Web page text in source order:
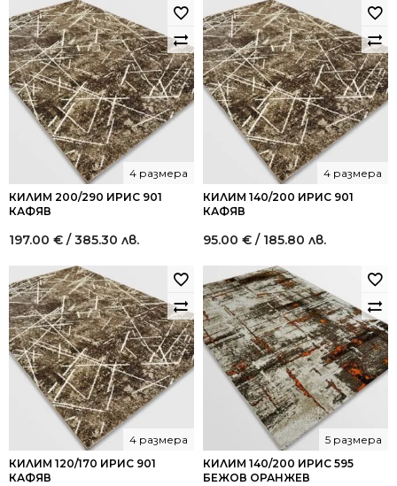
was:
521.52 €
/
1,020.00
лв..
313.00 €
/
612.17
лв..
КИЛИМ 200/290 ИРИС 901
КАФЯВ
4 размера
197.00 € / 385.30 лв.
КИЛИМ 140/200 ИРИС 901
КАФЯВ
4 размера
95.00 € / 185.80 лв.
КИЛИМ 120/170 ИРИС 901
КАФЯВ
4 размера
КИЛИМ 140/200 ИРИС 595
БЕЖОВ ОРАНЖЕВ
5 размера